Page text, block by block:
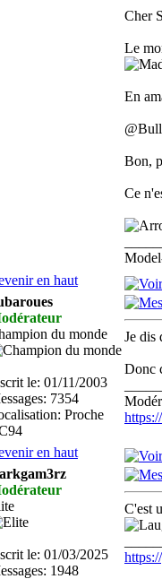
Cher
Le
En
Bon,
Ce
en haut
du monde
le: 01/11/2003
7354
Proche
Je dis
Donc
en haut
le: 01/03/2025
1948
C'est